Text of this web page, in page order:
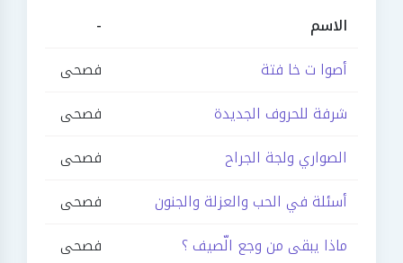
الاسم
-
أصوا ت خا فتة
فصحى
شرفة للحروف الجديدة
فصحى
الصواري ولجة الجراح
فصحى
أسئلة في الحب والعزلة والجنون
فصحى
ماذا يبقى من وجع الّصيف ؟
فصحى